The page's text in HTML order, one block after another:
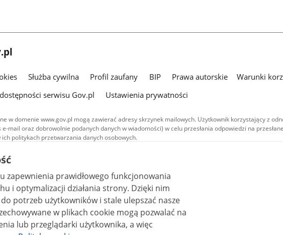
Służba cywilna Profil zaufany BIP Prawa autorskie Warunki
serwisu Gov.pl
Ustawienia prywatności
w domenie www.gov.pl mogą zawierać adresy skrzynek mailowych. Użytkownik korzystający z
mail oraz dobrowolnie podanych danych w wiadomości) w celu przesłania odpowiedzi na
ich politykach przetwarzania danych osobowych.
Treści tekstowe publikowane w serwisie (z wyłączeniem treści audiowizualnych), są
udostępniane na licencji typu Creative Commons: uznanie autorstwa - na tych samych
warunkach 4.0 (CC BY-SA 4.0). Materiały audiowizualne, w tym zdjęcia, materiały audio i wideo,
są udostępniane na licencji typu Creative Commons: uznanie autorstwa użycie niekomercyjne -
bez utworów zależnych 4.0 (CC BY-NC-ND 4.0), o ile nie jest to stwierdzone inaczej.
zapewnienia prawidłowego funkcjonowania
działania strony. Dzięki nim
potrzeb użytkowników i stale ulepszać nasze
lub przeglądarki użytkownika, a więc